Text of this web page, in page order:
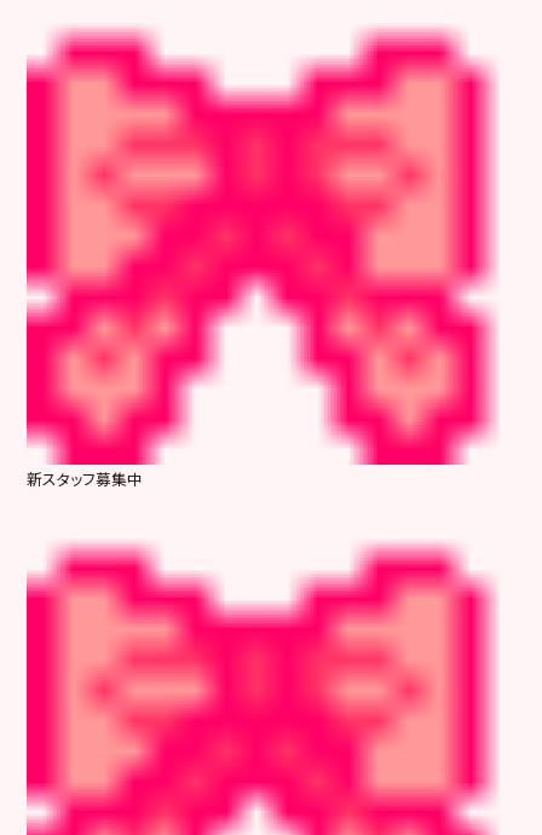
新スタッフ募集中